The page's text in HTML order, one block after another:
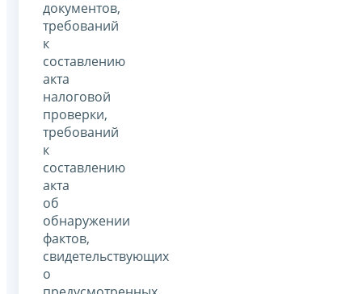
документов,
требований
к
составлению
акта
налоговой
проверки,
требований
к
составлению
акта
об
обнаружении
фактов,
свидетельствующих
о